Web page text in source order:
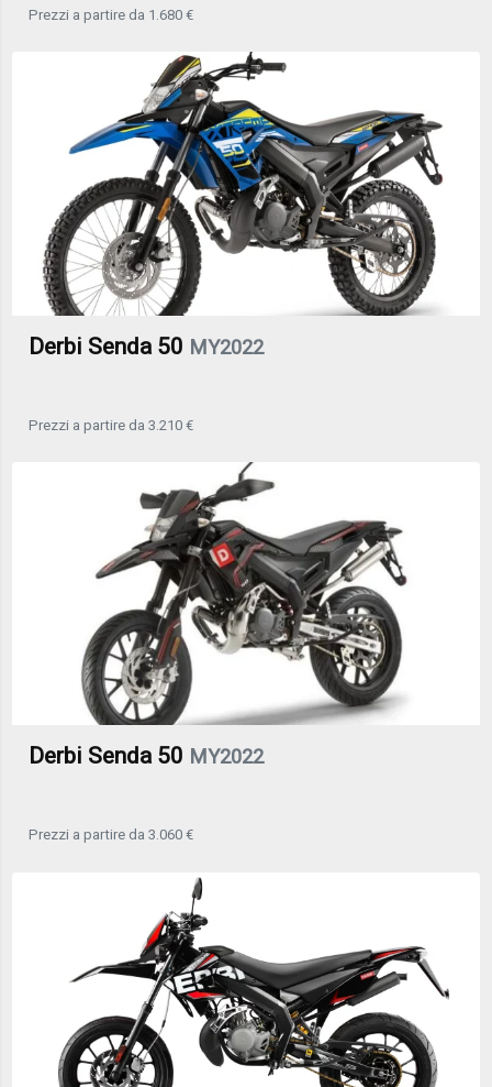
Prezzi a partire da 1.680 €
Derbi Senda 50 MY2022
Prezzi a partire da 3.210 €
Derbi Senda 50 MY2022
Prezzi a partire da 3.060 €